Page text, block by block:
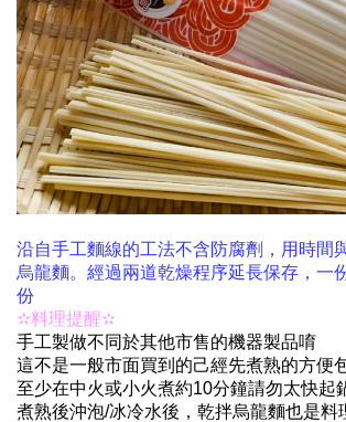
沿自手工麵線的工法不含防腐劑，用時間
烏龍麵。經過兩道乾燥程序延長保存，一
份
✫料理提醒✫
手工製做不同於其他市售的機器製品唷
這不是一般市面買到的己經先煮熟的方便
至少在中火或小火煮約10分鐘請勿太快起
煮熟後沖泡/冰冷水後，乾拌烏龍麵也是料